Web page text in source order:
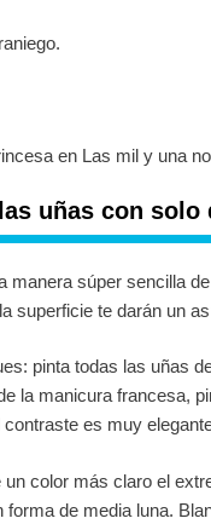
en Las mil y una
uñas con solo
manera súper sencilla
superficie te darán un
pinta todas las uñas
la manicura francesa,
es muy
color más claro el
de media luna.